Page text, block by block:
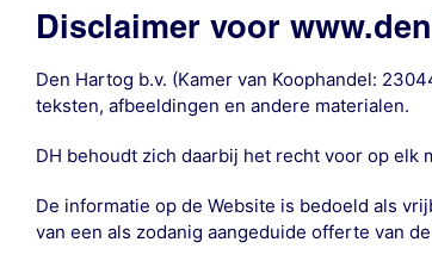
Disclaimer voor
Den Hartog b.v. (Kamer van Koophandel:
teksten, afbeeldingen en andere materialen.
DH behoudt zich daarbij het recht voor op elk
De informatie op de Website is bedoeld als
van een als zodanig aangeduide offerte van